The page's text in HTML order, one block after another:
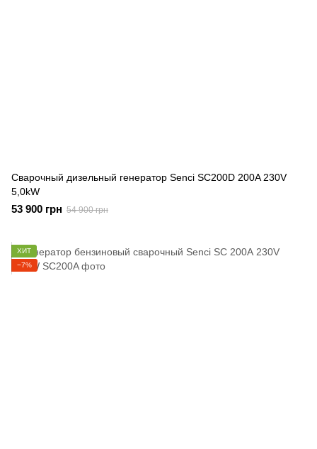
Сварочный дизельный генератор Senci SC200D 200A 230V
5,0kW
53 900 грн 54 900 грн
ХИТ
−7%